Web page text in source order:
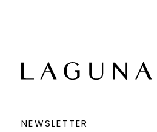
NEWSLETTER